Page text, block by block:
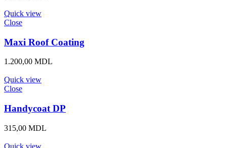
Quick view
Close
Maxi Roof Coating
1.200,00 MDL
Quick view
Close
Handycoat DP
315,00 MDL
Quick view